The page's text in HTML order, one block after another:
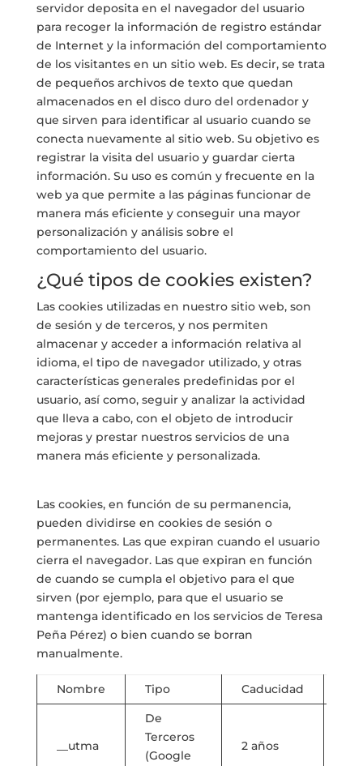
servidor deposita en el navegador del usuario
para recoger la información de registro estándar
de Internet y la información del comportamiento
de los visitantes en un sitio web. Es decir, se trata
de pequeños archivos de texto que quedan
almacenados en el disco duro del ordenador y
que sirven para identificar al usuario cuando se
conecta nuevamente al sitio web. Su objetivo es
registrar la visita del usuario y guardar cierta
información. Su uso es común y frecuente en la
web ya que permite a las páginas funcionar de
manera más eficiente y conseguir una mayor
personalización y análisis sobre el
comportamiento del usuario.
¿Qué tipos de cookies existen?
Las cookies utilizadas en nuestro sitio web, son
de sesión y de terceros, y nos permiten
almacenar y acceder a información relativa al
idioma, el tipo de navegador utilizado, y otras
características generales predefinidas por el
usuario, así como, seguir y analizar la actividad
que lleva a cabo, con el objeto de introducir
mejoras y prestar nuestros servicios de una
manera más eficiente y personalizada.
Las cookies, en función de su permanencia,
pueden dividirse en cookies de sesión o
permanentes. Las que expiran cuando el usuario
cierra el navegador. Las que expiran en función
de cuando se cumpla el objetivo para el que
sirven (por ejemplo, para que el usuario se
mantenga identificado en los servicios de Teresa
Peña Pérez) o bien cuando se borran
manualmente.
Nombre Tipo Caducidad
__utma
De
Terceros
(Google
2 años